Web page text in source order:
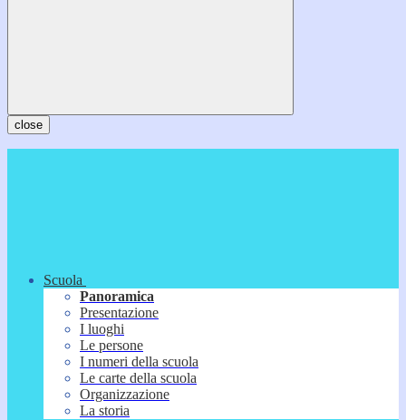
close
Scuola
Panoramica
Presentazione
I luoghi
Le persone
I numeri della scuola
Le carte della scuola
Organizzazione
La storia